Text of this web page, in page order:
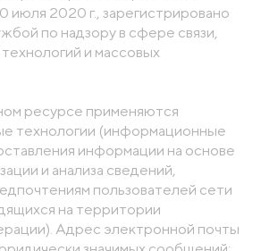
2020 г., зарегистрировано
по надзору в сфере связи,
и массовых
ресурсе применяются
технологии (информационные
информации на основе
и анализа сведений,
пользователей сети
на территории
Адрес электронной почты